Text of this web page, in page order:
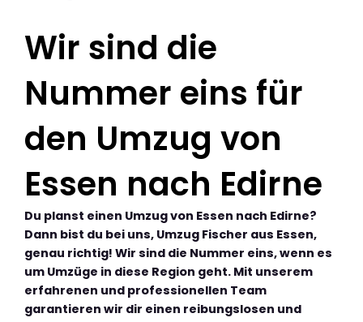
Wir sind die
Nummer eins für
den Umzug von
Essen nach Edirne
Du planst einen Umzug von Essen nach Edirne?
Dann bist du bei uns, Umzug Fischer aus Essen,
genau richtig! Wir sind die Nummer eins, wenn es
um Umzüge in diese Region geht. Mit unserem
erfahrenen und professionellen Team
garantieren wir dir einen reibungslosen und